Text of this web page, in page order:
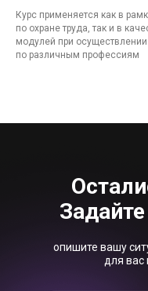
Курс применяется как в
по охране труда, так и в
модулей при
по различным профессиям
опишите вашу
для вас